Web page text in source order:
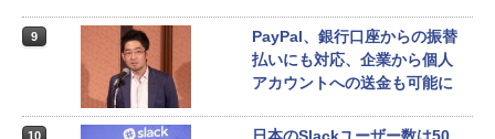
9
PayPal、銀行口座からの振替
払いにも対応、企業から個人
アカウントへの送金も可能に
10